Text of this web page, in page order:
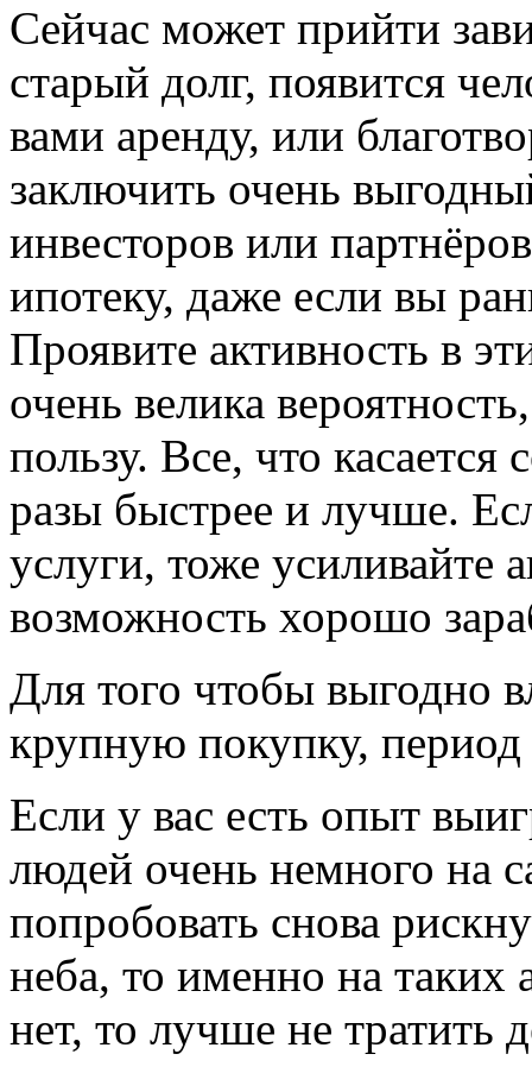
Сейчас может прийти
старый долг, появится
вами аренду, или
заключить очень
инвесторов или
ипотеку, даже если вы
Проявите активность в
очень велика
пользу. Все, что
разы быстрее и лучше.
услуги, тоже усиливайте
возможность хорошо
Для того чтобы выгодно
крупную покупку, период
Если у вас есть опыт
людей очень немного на
попробовать снова
неба, то именно на таких
нет, то лучше не тратить